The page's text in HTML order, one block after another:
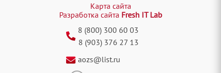
Карта сайта
Разработка сайта Fresh IT Lab
8 (800) 300 60 03
8 (903) 376 27 13
aozs@list.ru